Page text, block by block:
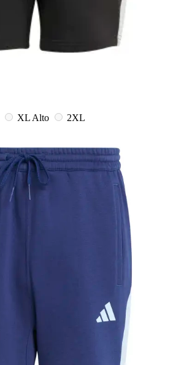
XL Alto
2XL